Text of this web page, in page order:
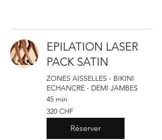
EPILATION LASER
PACK SATIN
ZONES AISSELLES - BIKINI
ECHANCRE - DEMI JAMBES
45 min
320
francs
suisses
320 CHF
Réserver